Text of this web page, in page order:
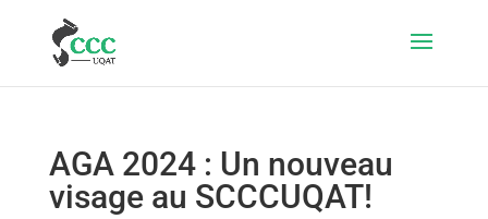
AGA 2024 : Un nouveau
visage au SCCCUQAT!